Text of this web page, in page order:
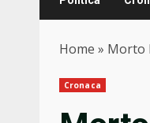
Home » Morto
Cronaca